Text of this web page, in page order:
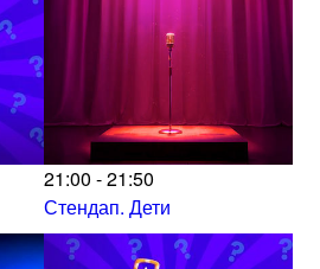
21:00 - 21:50
Стендап. Дети